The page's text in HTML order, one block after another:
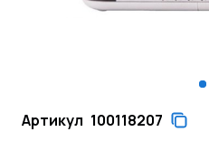
Артикул 100118207